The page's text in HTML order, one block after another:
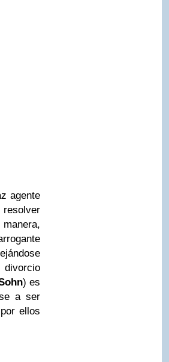
agente
) es
a ser
ellos